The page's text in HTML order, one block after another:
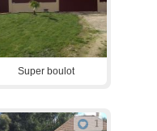
Super boulot
1